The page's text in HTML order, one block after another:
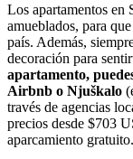
Los apartamentos en
amueblados, para
país. Además,
decoración para
apartamento,
Airbnb o Njuškalo
través de agencias
precios desde $703
aparcamiento gratuito.